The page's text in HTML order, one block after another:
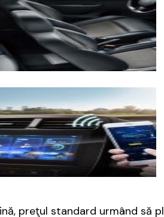
preţul standard urmând să